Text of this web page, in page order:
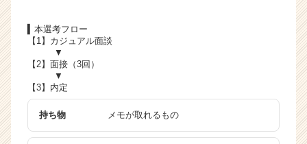
▍本選考フロー
【1】カジュアル面談
▼
【2】面接（3回）
▼
【3】内定
持ち物 メモが取れるもの